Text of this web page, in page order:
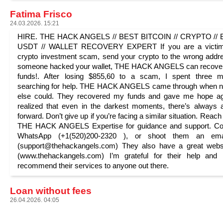
Fatima Frisco
24.03.2026. 15:21
HIRE. THE HACK ANGELS // BEST BITCOIN // CRYPTO //
USDT // WALLET RECOVERY EXPERT If you are a
crypto investment scam, send your crypto to the wrong
someone hacked your wallet, THE HACK ANGELS can
funds!. After losing $855,60 to a scam, I spent three
searching for help. THE HACK ANGELS came through when
else could. They recovered my funds and gave me hope
realized that even in the darkest moments, there’s always
forward. Don’t give up if you’re facing a similar situation.
THE HACK ANGELS Expertise for guidance and support.
WhatsApp (+1(520)200-2320 ), or shoot them an
(support@thehackangels.com) They also have a great
(www.thehackangels.com) I’m grateful for their help and
recommend their services to anyone out there.
Loan without fees
26.04.2026. 04:05